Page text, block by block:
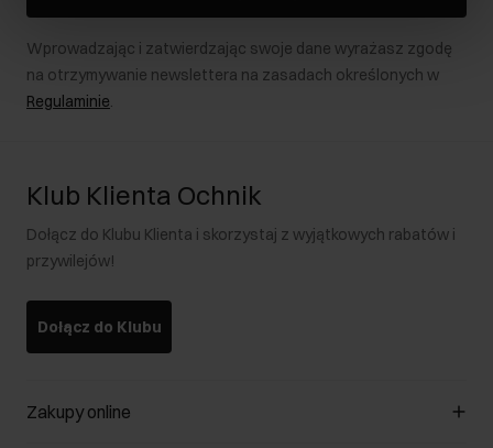
Wprowadzając i zatwierdzając swoje dane wyrażasz zgodę
na otrzymywanie newslettera na zasadach określonych w
Regulaminie.
Klub Klienta Ochnik
Dołącz do Klubu Klienta i skorzystaj z wyjątkowych rabatów i
przywilejów!
Dołącz do Klubu
Zakupy online